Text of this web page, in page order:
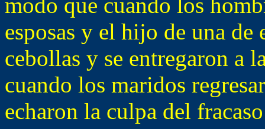
esposas y el hijo de una
cebollas y se entregaron a
cuando los maridos
echaron la culpa del